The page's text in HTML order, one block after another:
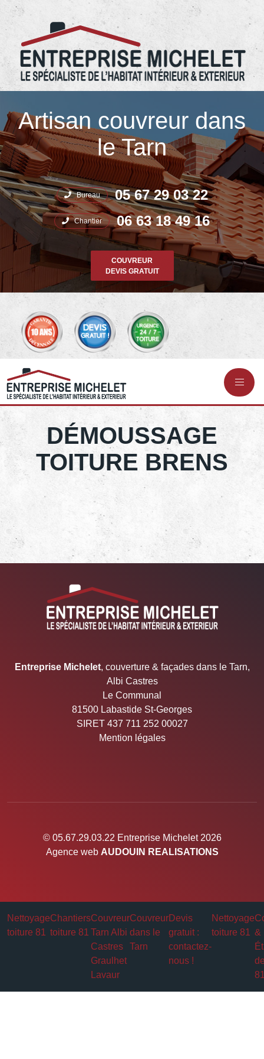
05.67.29.03.22 Entreprise Michelet
Artisan couvreur dans
le Tarn
Bureau 05 67 29 03 22
Chantier 06 63 18 49 16
COUVREUR
DEVIS GRATUIT
DÉMOUSSAGE
TOITURE BRENS
05.67.29.03.22 Entreprise Michelet
Entreprise Michelet, couverture & façades dans le Tarn,
Albi Castres
Le Communal
81500 Labastide St-Georges
SIRET 437 711 252 00027
Mention légales
© 05.67.29.03.22 Entreprise Michelet 2026
Agence web AUDOUIN REALISATIONS
Nettoyage
toiture 81
Chantiers
toiture 81
Couvreur
Tarn Albi
Castres
Graulhet
Lavaur
Couvreur
dans le
Tarn
Devis
gratuit :
contactez-
nous !
Nettoyage
toiture 81 &